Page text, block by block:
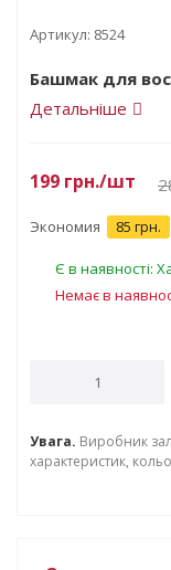
Артикул: 8524
Башмак для
Детальніше
199 грн./шт
Экономия 85 грн.
Є в наявності:
Немає в
Увага. Виробник
характеристик,